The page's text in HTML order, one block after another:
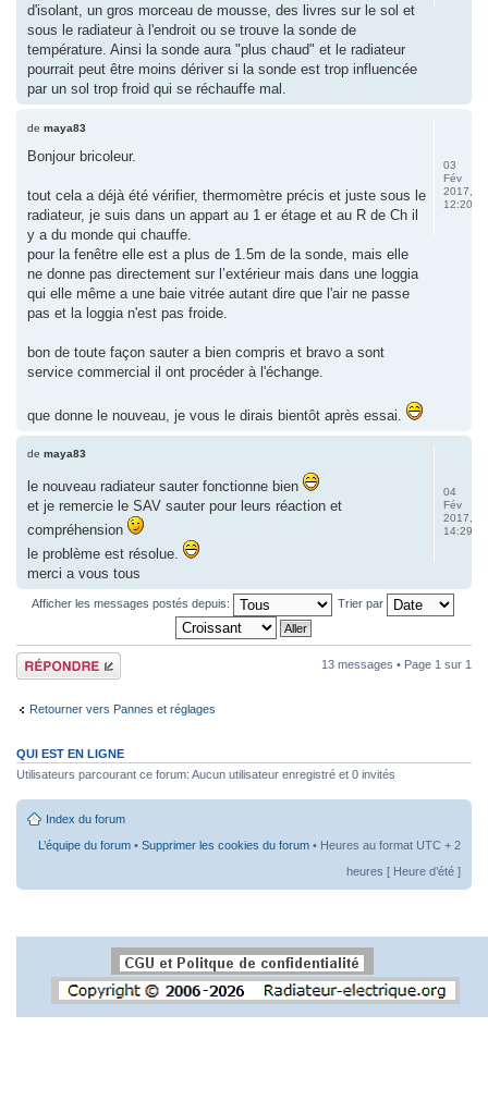
d'isolant, un gros morceau de mousse, des livres sur le sol et
sous le radiateur à l'endroit ou se trouve la sonde de
température. Ainsi la sonde aura "plus chaud" et le radiateur
pourrait peut être moins dériver si la sonde est trop influencée
par un sol trop froid qui se réchauffe mal.
de maya83
Bonjour bricoleur.
tout cela a déjà été vérifier, thermomètre précis et juste sous le
radiateur, je suis dans un appart au 1 er étage et au R de Ch il
y a du monde qui chauffe.
pour la fenêtre elle est a plus de 1.5m de la sonde, mais elle
ne donne pas directement sur l’extérieur mais dans une loggia
qui elle même a une baie vitrée autant dire que l'air ne passe
pas et la loggia n'est pas froide.
bon de toute façon sauter a bien compris et bravo a sont
service commercial il ont procéder à l'échange.
que donne le nouveau, je vous le dirais bientôt après essai.
03
Fév
2017,
12:20
de maya83
le nouveau radiateur sauter fonctionne bien
et je remercie le SAV sauter pour leurs réaction et
compréhension
le problème est résolue.
merci a vous tous
04
Fév
2017,
14:29
Afficher les messages postés depuis: Trier par
Répondre 13 messages • Page 1 sur 1
Retourner vers Pannes et réglages
QUI EST EN LIGNE
Utilisateurs parcourant ce forum: Aucun utilisateur enregistré et 0 invités
Index du forum
L’équipe du forum • Supprimer les cookies du forum • Heures au format UTC + 2
heures [ Heure d’été ]